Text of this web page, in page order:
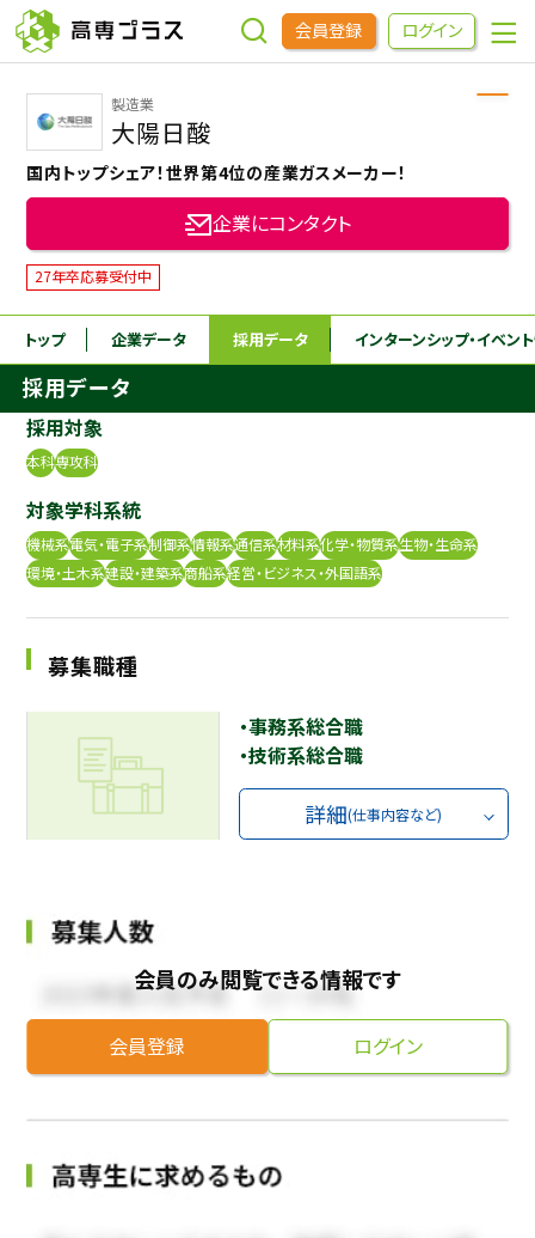
会員登録 ログイン
企業をさがす
進学先をさがす
インターンシップ・イベントをさがす
高専OBOGをさがす
高専プラスセミナー
めもらす
本科5年生・専攻科2年生向け 採用継続中の企業特集
まで
製造業
大陽日酸
国内トップシェア！世界第4位の産業ガスメーカー！
企業にコンタクト
27年卒応募受付中
トップ 企業データ 採用データ インターンシップ・イベン
採用データ
採用対象
本科専攻科
対象学科系統
機械系電気・電子系制御系情報系通信系材料系化学・物質系生物・生命系
環境・土木系建設・建築系商船系経営・ビジネス・外国語系
募集職種
・事務系総合職
・技術系総合職
詳細(仕事内容など)
会員のみ閲覧できる情報です
会員登録 ログイン